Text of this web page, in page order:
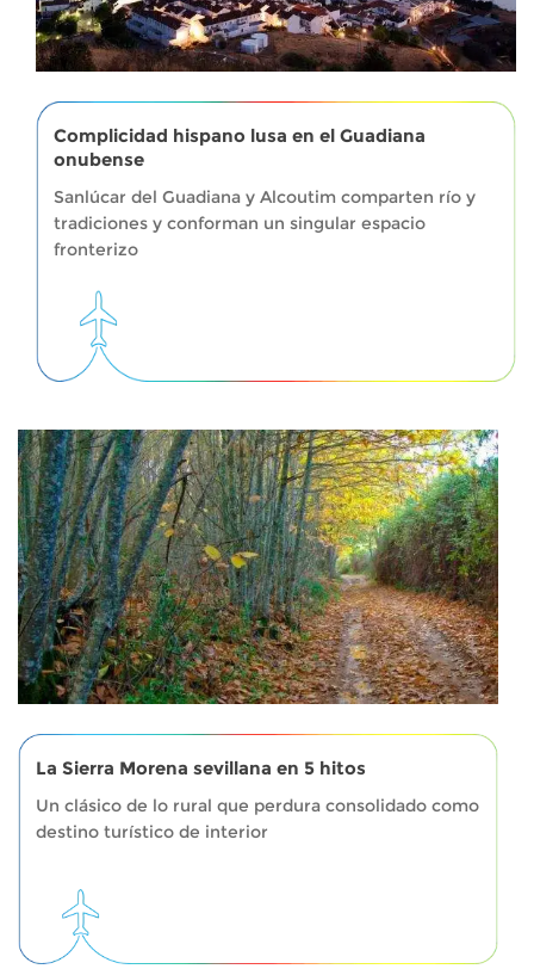
Complicidad hispano lusa en el Guadiana
onubense
Sanlúcar del Guadiana y Alcoutim comparten río y
tradiciones y conforman un singular espacio
fronterizo
La Sierra Morena sevillana en 5 hitos
Un clásico de lo rural que perdura consolidado como
destino turístico de interior